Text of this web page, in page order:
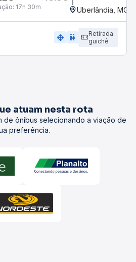
17h 30m Uberlândia, MG -
ac_unit wc
Retirada
guichê
atuam nesta rota
de ônibus selecionando a viação de
preferência.